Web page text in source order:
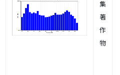
集
著
作
物